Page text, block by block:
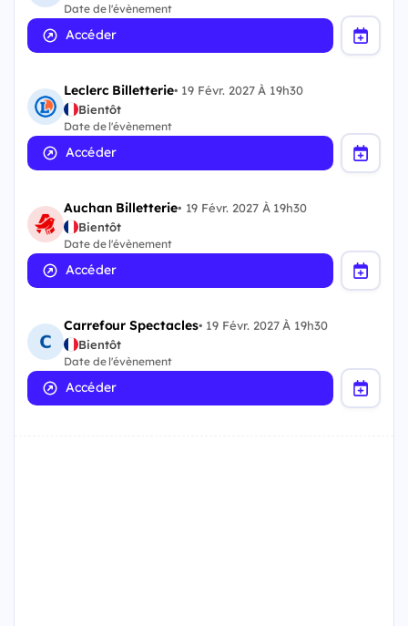
Date de l'évènement
Accéder
Leclerc Billetterie• 19 Févr. 2027 À 19h30
Bientôt
Date de l'évènement
Accéder
Auchan Billetterie• 19 Févr. 2027 À 19h30
Bientôt
Date de l'évènement
Accéder
Carrefour Spectacles• 19 Févr. 2027 À 19h30
Bientôt
Date de l'évènement
Accéder